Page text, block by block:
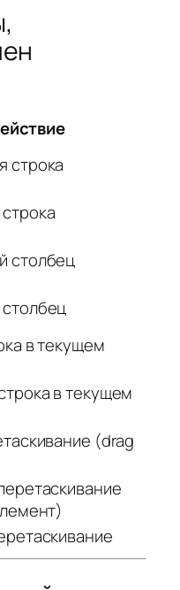
строка
столбец
в текущем
в текущем
(drag